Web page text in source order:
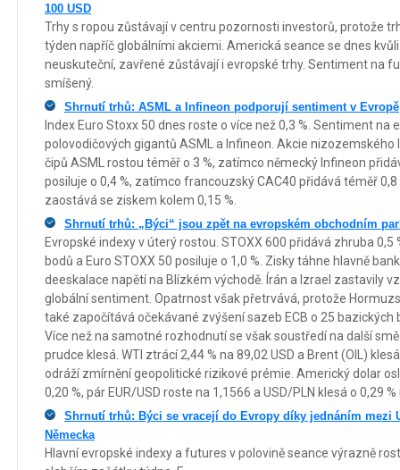
100 USD
Trhy s ropou zůstávají v centru pozornosti investorů, protože
týden napříč globálními akciemi. Americká seance se dnes
neuskuteční, zavřené zůstávají i evropské trhy. Sentiment na
smíšený.
Shrnutí trhů: ASML a Infineon podporují sentiment v Evropě
Index Euro Stoxx 50 dnes roste o více než 0,3 %. Sentiment
polovodičových gigantů ASML a Infineon. Akcie
čipů ASML rostou téměř o 3 %, zatímco německý Infineon
posiluje o 0,4 %, zatímco francouzský CAC40 přidává téměř 0,8
zaostává se ziskem kolem 0,15 %.
Shrnutí trhů: „Býci“ jsou zpět na evropském obchodním
Evropské indexy v úterý rostou. STOXX 600 přidává zhruba 0,5
bodů a Euro STOXX 50 posiluje o 1,0 %. Zisky táhne hlavně
deeskalace napětí na Blízkém východě. Írán a Izrael zastavily
globální sentiment. Opatrnost však přetrvává, protože
také započítává očekávané zvýšení sazeb ECB o 25
Více než na samotné rozhodnutí se však soustředí na další
prudce klesá. WTI ztrácí 2,44 % na 89,02 USD a Brent (OIL)
odráží zmírnění geopolitické rizikové prémie. Americký dolar
0,20 %, pár EUR/USD roste na 1,1566 a USD/PLN klesá o 0,29 %
Shrnutí trhů: Býci se vracejí do Evropy díky jednáním mezi
Německa
Hlavní evropské indexy a futures v polovině seance výrazně